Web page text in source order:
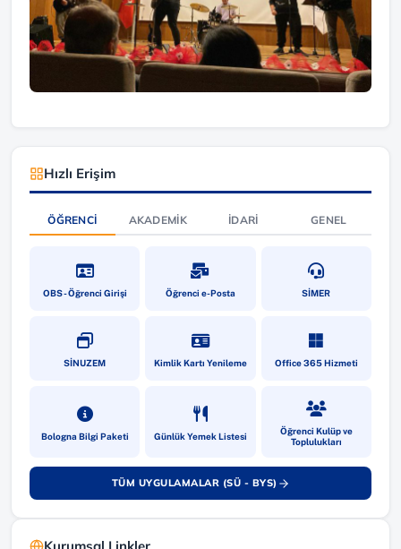
Hızlı Erişim
ÖĞRENCI AKADEMIK İDARI GENEL
OBS - Öğrenci Girişi(yeni sekmede açılır)Öğrenci e-Posta(yeni sekmede açılır)SİMER(yeni sekmede
SİNUZEM(yeni sekmede açılır)Kimlik Kartı Yenileme(yeni sekmede açılır)Office 365 Hizmeti
(yeni sekmede
Bologna Bilgi Paketi(yeni sekmede açılır)Günlük Yemek Listesi(yeni sekmede açılır)Öğrenci Kulüp ve
Toplulukları
(yeni sekmede
TÜM UYGULAMALAR (SÜ - BYS)
(yeni sekmede açılır)